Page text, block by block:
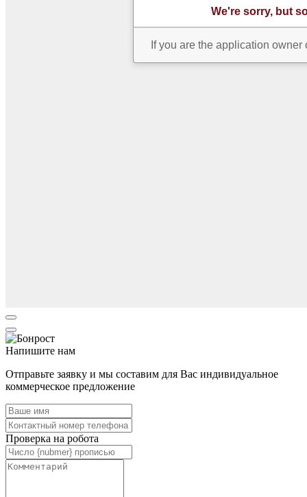
Напишите нам
Отправьте заявку и мы составим для Вас индивидуальное
коммерческое предложение
Проверка на робота